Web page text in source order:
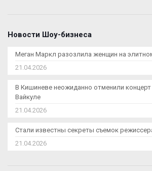
Новости Шоу-бизнеса
Меган Маркл разозлила женщин на
21.04.2026
В Кишиневе неожиданно отменили
Вайкуле
21.04.2026
Стали известны секреты съемок
21.04.2026